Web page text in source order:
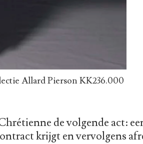
Allard Pierson KK236.000
de volgende act:
krijgt en vervolgens